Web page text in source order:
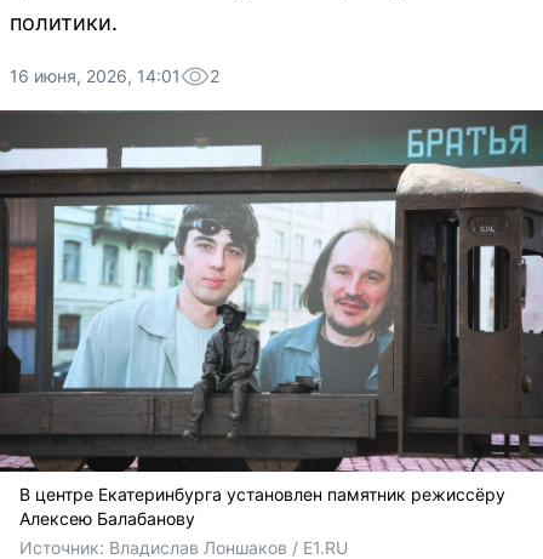
политики.
16 июня, 2026, 14:01 2
В центре Екатеринбурга установлен памятник режиссёру
Алексею Балабанову
Источник: Владислав Лоншаков / E1.RU